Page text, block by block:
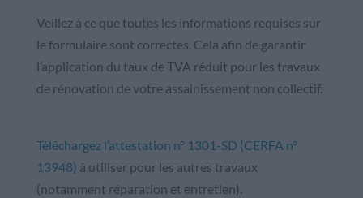
Veillez à ce que toutes les informations requises sur
le formulaire sont correctes. Cela afin de garantir
l’application du taux de TVA réduit pour les travaux
de rénovation de votre assainissement non collectif.
Téléchargez l’attestation n° 1301-SD (CERFA n°
13948) à utiliser pour les autres travaux
(notamment réparation et entretien).